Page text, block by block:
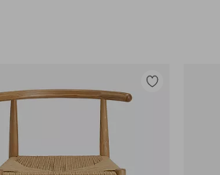
Tilføj